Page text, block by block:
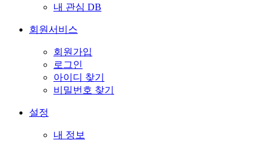
내 관심 DB
회원서비스
회원가입
로그인
아이디 찾기
비밀번호 찾기
설정
내 정보